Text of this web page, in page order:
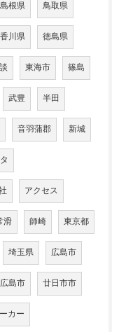
島根県 鳥取県
香川県 徳島県
東海市 篠島
武豊 半田
音羽蒲郡 新城
アクセス
滑 師崎 東京都
埼玉県 広島市
島市 廿日市市
カー